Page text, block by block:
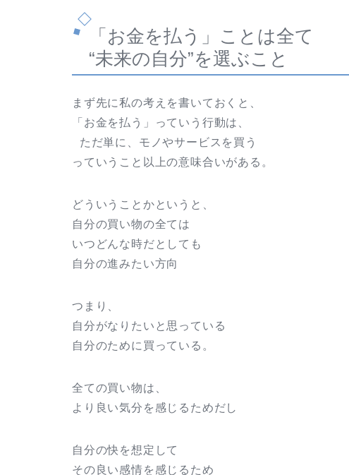
「お金を払う」ことは全て
“未来の自分”を選ぶこと
まず先に私の考えを書いておくと、
「お金を払う」っていう行動は、
ただ単に、モノやサービスを買う
っていうこと以上の意味合いがある。
どういうことかというと、
自分の買い物の全ては
いつどんな時だとしても
自分の進みたい方向
つまり、
自分がなりたいと思っている
自分のために買っている。
全ての買い物は、
より良い気分を感じるためだし
自分の快を想定して
その良い感情を感じるため